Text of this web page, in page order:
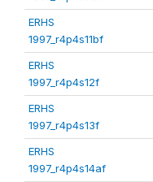
ERHS
1997_r4p4s11bf
ERHS
1997_r4p4s12f
ERHS
1997_r4p4s13f
ERHS
1997_r4p4s14af